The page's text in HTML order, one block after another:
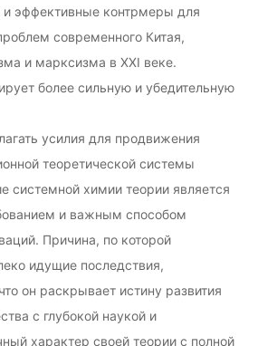
и эффективные контрмеры для
современного Китая,
и марксизма в XXI веке.
более сильную и убедительную
усилия для продвижения
теоретической системы
системной химии теории является
и важным способом
Причина, по которой
идущие последствия,
он раскрывает истину развития
с глубокой наукой и
характер своей теории с полной